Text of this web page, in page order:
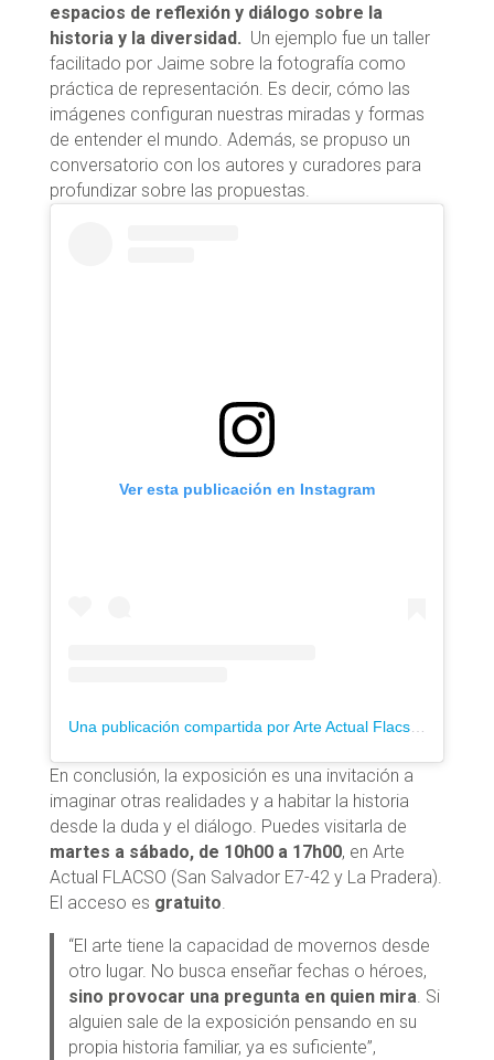
espacios de reflexión y diálogo sobre la
historia y la diversidad. Un ejemplo fue un taller
facilitado por Jaime sobre la fotografía como
práctica de representación. Es decir, cómo las
imágenes configuran nuestras miradas y formas
de entender el mundo. Además, se propuso un
conversatorio con los autores y curadores para
profundizar sobre las propuestas.
Ver esta publicación en Instagram
Una publicación compartida por Arte Actual Flacso (@arteactualflacso)
En conclusión, la exposición es una invitación a
imaginar otras realidades y a habitar la historia
desde la duda y el diálogo. Puedes visitarla de
martes a sábado, de 10h00 a 17h00, en Arte
Actual FLACSO (San Salvador E7-42 y La Pradera).
El acceso es gratuito.
“El arte tiene la capacidad de movernos desde
otro lugar. No busca enseñar fechas o héroes,
sino provocar una pregunta en quien mira. Si
alguien sale de la exposición pensando en su
propia historia familiar, ya es suficiente”,